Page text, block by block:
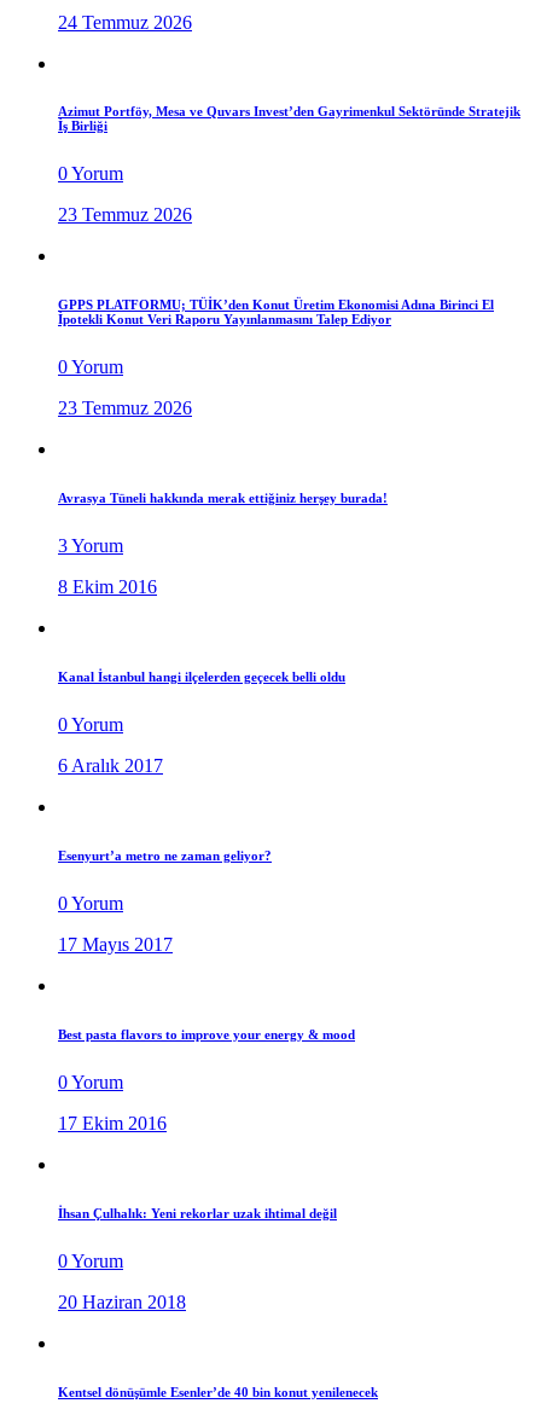
24 Temmuz 2026
Azimut Portföy, Mesa ve Quvars Invest’den Gayrimenkul Sektöründe Stratejik
İş Birliği
0 Yorum
23 Temmuz 2026
GPPS PLATFORMU; TÜİK’den Konut Üretim Ekonomisi Adına Birinci El
İpotekli Konut Veri Raporu Yayınlanmasını Talep Ediyor
0 Yorum
23 Temmuz 2026
Avrasya Tüneli hakkında merak ettiğiniz herşey burada!
3 Yorum
8 Ekim 2016
Kanal İstanbul hangi ilçelerden geçecek belli oldu
0 Yorum
6 Aralık 2017
Esenyurt’a metro ne zaman geliyor?
0 Yorum
17 Mayıs 2017
Best pasta flavors to improve your energy & mood
0 Yorum
17 Ekim 2016
İhsan Çulhalık: Yeni rekorlar uzak ihtimal değil
0 Yorum
20 Haziran 2018
Kentsel dönüşümle Esenler’de 40 bin konut yenilenecek